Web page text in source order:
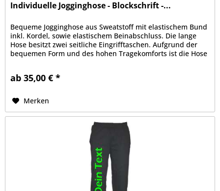
Individuelle Jogginghose - Blockschrift -...
Bequeme Jogginghose aus Sweatstoff mit elastischem Bund
inkl. Kordel, sowie elastischem Beinabschluss. Die lange
Hose besitzt zwei seitliche Eingrifftaschen. Aufgrund der
bequemen Form und des hohen Tragekomforts ist die Hose
ab 35,00 € *
Merken